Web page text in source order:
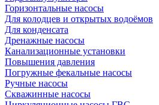
Горизонтальные насосы
Для колодцев и открытых водоёмов
Для конденсата
Дренажные насосы
Канализационные установки
Повышения давления
Погружные фекальные насосы
Ручные насосы
Скважинные насосы